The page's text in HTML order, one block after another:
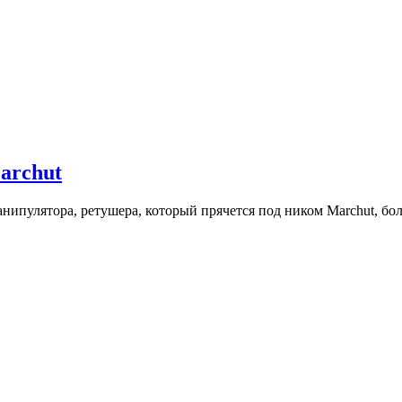
ретушера, который прячется под ником Marchut,